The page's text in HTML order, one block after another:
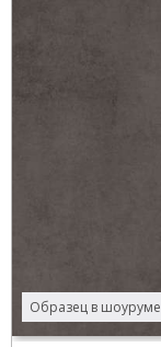
Образец в шоуруме